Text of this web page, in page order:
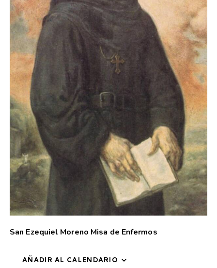
San Ezequiel Moreno Misa de Enfermos
AÑADIR AL CALENDARIO